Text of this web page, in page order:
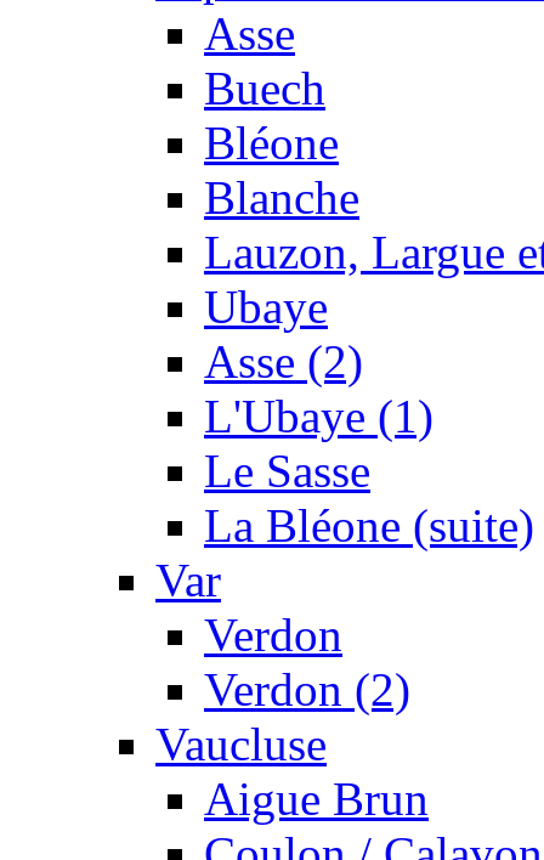
Asse
Buech
Bléone
Blanche
Lauzon, Largue
Ubaye
Asse (2)
L'Ubaye (1)
Le Sasse
La Bléone (suite)
Var
Verdon
Verdon (2)
Vaucluse
Aigue Brun